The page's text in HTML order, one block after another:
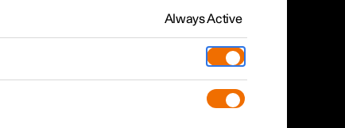
Always Active